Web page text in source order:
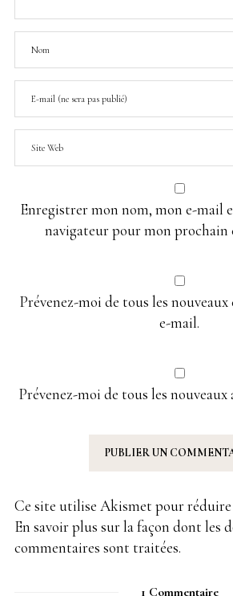
Enregistrer mon nom, mon e-mail
navigateur pour mon prochain
Prévenez-moi de tous les
e-mail.
Prévenez-moi de tous les
Ce site utilise Akismet pour réduire
En savoir plus sur la façon dont les
commentaires sont traitées.
1 Commentaire